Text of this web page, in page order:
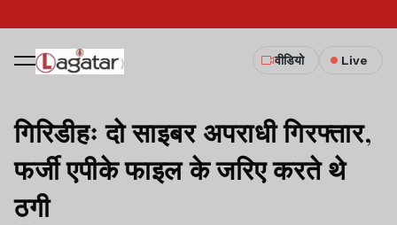
वीडियो Live
गिरिडीहः दो साइबर अपराधी गिरफ्तार,
फर्जी एपीके फाइल के जरिए करते थे
ठगी